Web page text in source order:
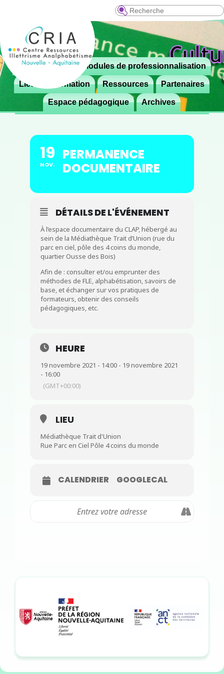
Recherche
Menu
principal
Aller
contenu
principal
 Le CRIA Modules de professionnalisation
Lieux de formation Ressources Partenaires
Espace pédagogique Archives
19
NOV.
PERMANENCE
DOCUMENTAIRE
DÉTAILS DE L'ÉVÉNEMENT
À l’espace documentaire du CLAP, hébergé au
sein de la Médiathèque Trait d’Union (rue du
parc en ciel, pôle des 4 coins du monde,
quartier Ousse des Bois)
Afin de : consulter et/ou emprunter des
méthodes de FLE, alphabétisation, savoirs de
base, et échanger sur vos pratiques de
formateurs, obtenir des conseils
pédagogiques, etc.
HEURE
19 novembre 2021 - 14:00 - 19 novembre 2021
- 16:00
(GMT+00:00)
LIEU
Médiathèque Trait d'Union
Rue Parc en Ciel Pôle 4 coins du monde
CALENDRIER GOOGLECAL